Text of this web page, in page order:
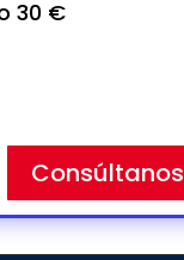
30 €
DOI + 30€
Consúltanos